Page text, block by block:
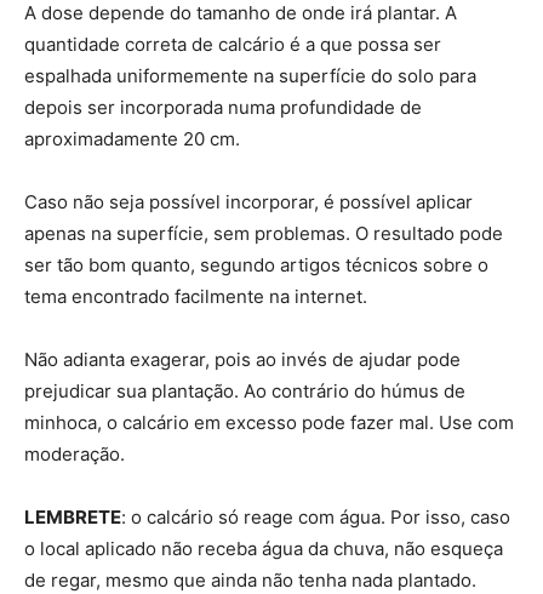
A dose depende do tamanho de onde irá plantar. A
quantidade correta de calcário é a que possa ser
espalhada uniformemente na superfície do solo para
depois ser incorporada numa profundidade de
aproximadamente 20 cm.
Caso não seja possível incorporar, é possível aplicar
apenas na superfície, sem problemas. O resultado pode
ser tão bom quanto, segundo artigos técnicos sobre o
tema encontrado facilmente na internet.
Não adianta exagerar, pois ao invés de ajudar pode
prejudicar sua plantação. Ao contrário do húmus de
minhoca, o calcário em excesso pode fazer mal. Use com
moderação.
LEMBRETE: o calcário só reage com água. Por isso, caso
o local aplicado não receba água da chuva, não esqueça
de regar, mesmo que ainda não tenha nada plantado.